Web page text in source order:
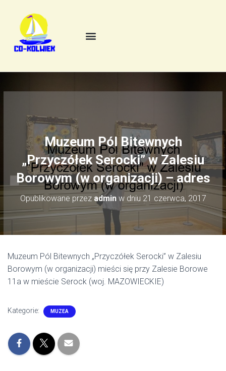
Muzeum Pól Bitewnych
„Przyczółek Serocki” w Zalesiu
Borowym (w organizacji) – adres
Opublikowane przez adminw dniu 21 czerwca, 2017
Muzeum Pól Bitewnych „Przyczółek Serocki” w Zalesiu
Borowym (w organizacji) mieści się przy Zalesie Borowe
11a w mieście Serock (woj. MAZOWIECKIE)
Kategorie: MUZEA